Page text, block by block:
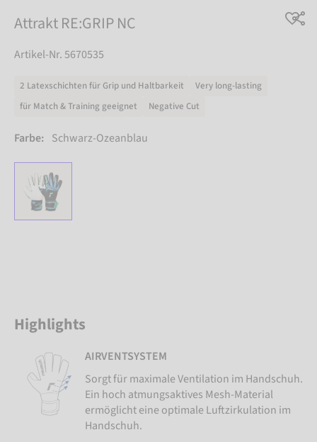
Attrakt RE:GRIP NC
Artikel-Nr. 5670535
2 Latexschichten für Grip und Haltbarkeit
Very long-lasting
für Match & Training geeignet
Negative Cut
Farbe: Schwarz-Ozeanblau
Highlights
AIRVENTSYSTEM
Sorgt für maximale Ventilation im Handschuh.
Ein hoch atmungsaktives Mesh-Material
ermöglicht eine optimale Luftzirkulation im
Handschuh.